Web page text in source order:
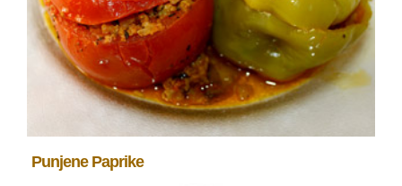
Punjene Paprike